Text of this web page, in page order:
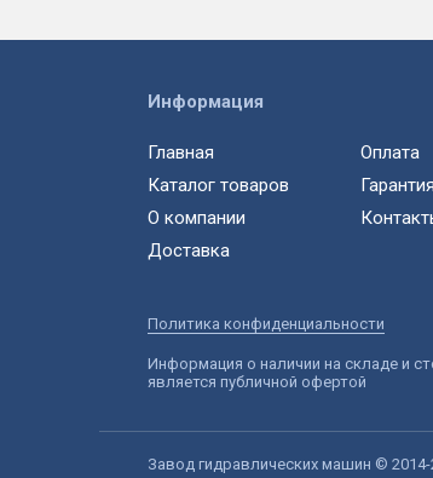
Информация
Главная
Каталог товаров
О компании
Доставка
Оплата
Гарантия
Политика конфиденциальности
Информация о наличии на складе и
является публичной офертой
Завод гидравлических машин © 2014-